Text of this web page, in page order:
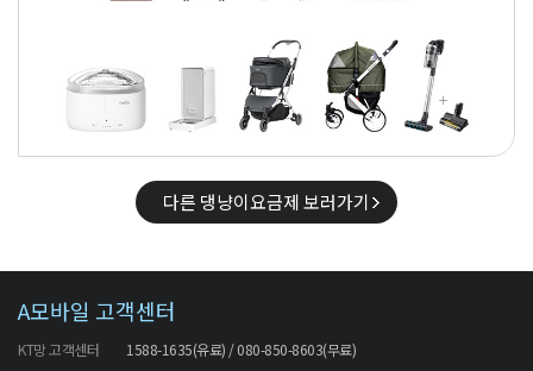
다른 댕냥이요금제 보러가기
A모바일 고객센터
KT망 고객센터
1588-1635(유료) / 080-850-8603(무료)